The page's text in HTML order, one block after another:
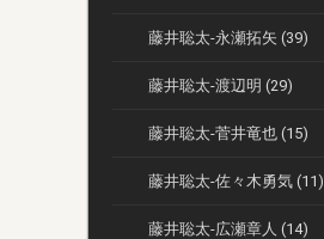
藤井聡太-永瀬拓矢 (39)
藤井聡太-渡辺明 (29)
藤井聡太-菅井竜也 (15)
藤井聡太-佐々木勇気 (11)
藤井聡太-広瀬章人 (14)